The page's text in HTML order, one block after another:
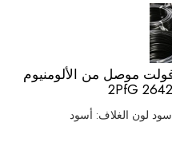
الشمسية 1.5 كيلو فولت موصل من الألومنيوم